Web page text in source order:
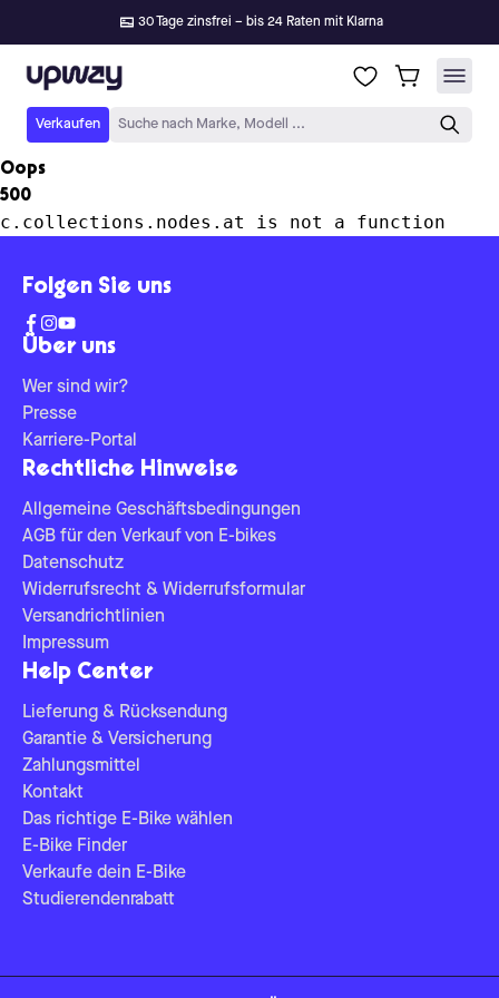
30 Tage zinsfrei – bis 24 Raten mit Klarna
Upway
Verkaufen Suche nach Marke, Modell ...
Oops
500
c.collections.nodes.at is not a function
Über uns
Wer sind wir?
Presse
Karriere-Portal
Rechtliche Hinweise
Allgemeine Geschäftsbedingungen
AGB für den Verkauf von E-bikes
Datenschutz
Widerrufsrecht & Widerrufsformular
Versandrichtlinien
Impressum
Help Center
Lieferung & Rücksendung
Garantie & Versicherung
Zahlungsmittel
Kontakt
Das richtige E-Bike wählen
E-Bike Finder
Verkaufe dein E-Bike
Studierendenrabatt
Folgen Sie uns